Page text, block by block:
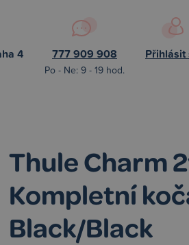
4 777 909 908
Po - Ne: 9 - 19 hod.
Přihlásit
Thule Charm
Kompletní
Black/Black